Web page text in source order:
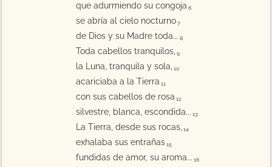
que adurmiendo su congoja 6
se abría al cielo nocturno 7
de Dios y su Madre toda... 8
Toda cabellos tranquilos, 9
la Luna, tranquila y sola, 10
acariciaba a la Tierra 11
con sus cabellos de rosa 12
silvestre, blanca, escondida... 13
La Tierra, desde sus rocas, 14
exhalaba sus entrañas 15
fundidas de amor, su aroma... 16